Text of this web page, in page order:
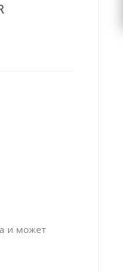
и может